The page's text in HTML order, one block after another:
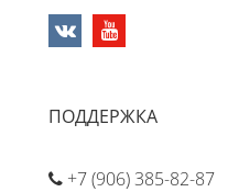
ПОДДЕРЖКА
+7 (906) 385-82-87